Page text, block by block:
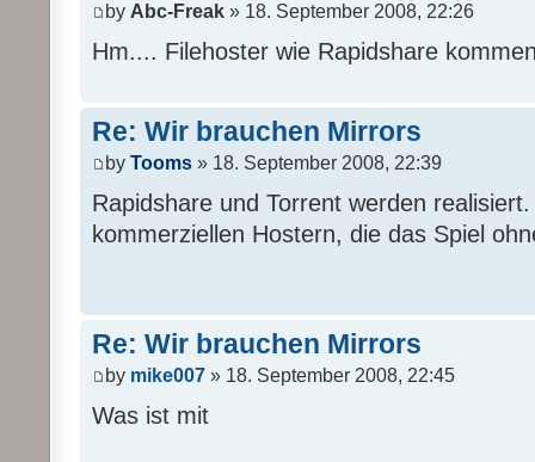
by Abc-Freak » 18. September 2008, 22:26
Hm.... Filehoster wie Rapidshare
Re: Wir brauchen Mirrors
by Tooms » 18. September 2008, 22:39
Rapidshare und Torrent werden
kommerziellen Hostern, die das Spiel
Re: Wir brauchen Mirrors
by mike007 » 18. September 2008, 22:45
Was ist mit